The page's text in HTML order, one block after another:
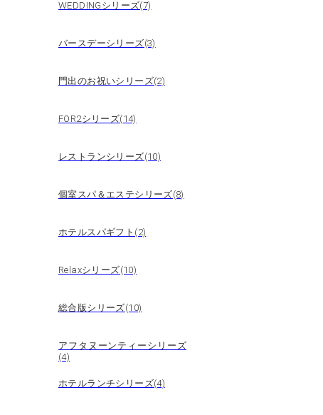
WEDDINGシリーズ(7)
バースデーシリーズ(3)
門出のお祝いシリーズ(2)
FOR2シリーズ(14)
レストランシリーズ(10)
個室スパ＆エステシリーズ(8)
ホテルスパギフト(2)
Relaxシリーズ(10)
総合版シリーズ(10)
アフタヌーンティーシリーズ
(4)
ホテルランチシリーズ(4)